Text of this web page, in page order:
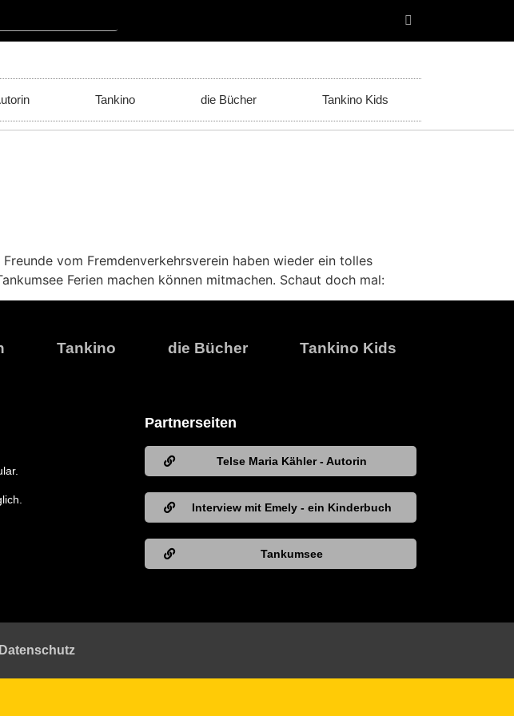
Tankino die Bücher Tankino Kids
vom Fremdenverkehrsverein haben wieder ein tolles
Ferien machen können mitmachen. Schaut doch mal:
Tankino die Bücher Tankino Kids
Partnerseiten
Telse Maria Kähler - Autorin
Interview mit Emely - ein Kinderbuch
Tankumsee
Datenschutz